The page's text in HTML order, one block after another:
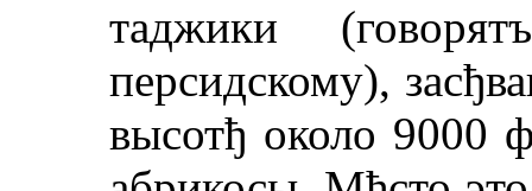
таджики
персидскому),
высотђ около 9000